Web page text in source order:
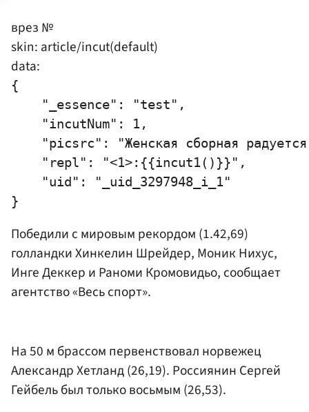
врез №
skin: article/incut(default)
data:
{
    "_essence": "test",
    "incutNum": 1,
"picsrc": "Женская сборная
    "repl": "<1>:{{incut1()}}",
    "uid": "_uid_3297948_i_1"
Победили с мировым рекордом (1.42,69)
голландки Хинкелин Шрейдер, Моник Нихус,
Инге Деккер и Раноми Кромовидьо, сообщает
агентство «Весь спорт».
На 50 м брассом первенствовал норвежец
Александр Хетланд (26,19). Россиянин Сергей
Гейбель был только восьмым (26,53).